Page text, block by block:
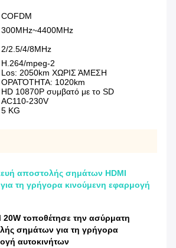
COFDM
300MHz~4400MHz
2/2.5/4/8MHz
H.264/mpeg-2
Los: 2050km ΧΩΡΙΣ ΆΜΕΣΗ
ΟΡΑΤΌΤΗΤΑ: 1020km
HD 10870P συμβατό με το SD
AC110-230V
5 KG
αποστολής σημάτων HDMI
τη γρήγορα κινούμενη εφαρμογή
τοποθέτησε την ασύρματη
σημάτων για τη γρήγορα
αυτοκινήτων